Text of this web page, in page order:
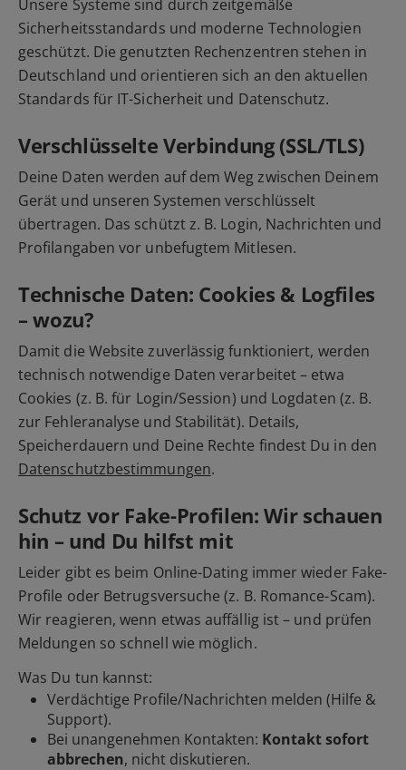
Unsere Systeme sind durch zeitgemäße
Sicherheitsstandards und moderne Technologien
geschützt. Die genutzten Rechenzentren stehen in
Deutschland und orientieren sich an den aktuellen
Standards für IT-Sicherheit und Datenschutz.
Verschlüsselte Verbindung (SSL/TLS)
Deine Daten werden auf dem Weg zwischen Deinem
Gerät und unseren Systemen verschlüsselt
übertragen. Das schützt z. B. Login, Nachrichten und
Profilangaben vor unbefugtem Mitlesen.
Technische Daten: Cookies & Logfiles
– wozu?
Damit die Website zuverlässig funktioniert, werden
technisch notwendige Daten verarbeitet – etwa
Cookies (z. B. für Login/Session) und Logdaten (z. B.
zur Fehleranalyse und Stabilität). Details,
Speicherdauern und Deine Rechte findest Du in den
Datenschutzbestimmungen.
Schutz vor Fake-Profilen: Wir schauen
hin – und Du hilfst mit
Leider gibt es beim Online-Dating immer wieder Fake-
Profile oder Betrugsversuche (z. B. Romance-Scam).
Wir reagieren, wenn etwas auffällig ist – und prüfen
Meldungen so schnell wie möglich.
Was Du tun kannst:
Verdächtige Profile/Nachrichten melden (Hilfe &
Support).
Bei unangenehmen Kontakten: Kontakt sofort
abbrechen, nicht diskutieren.